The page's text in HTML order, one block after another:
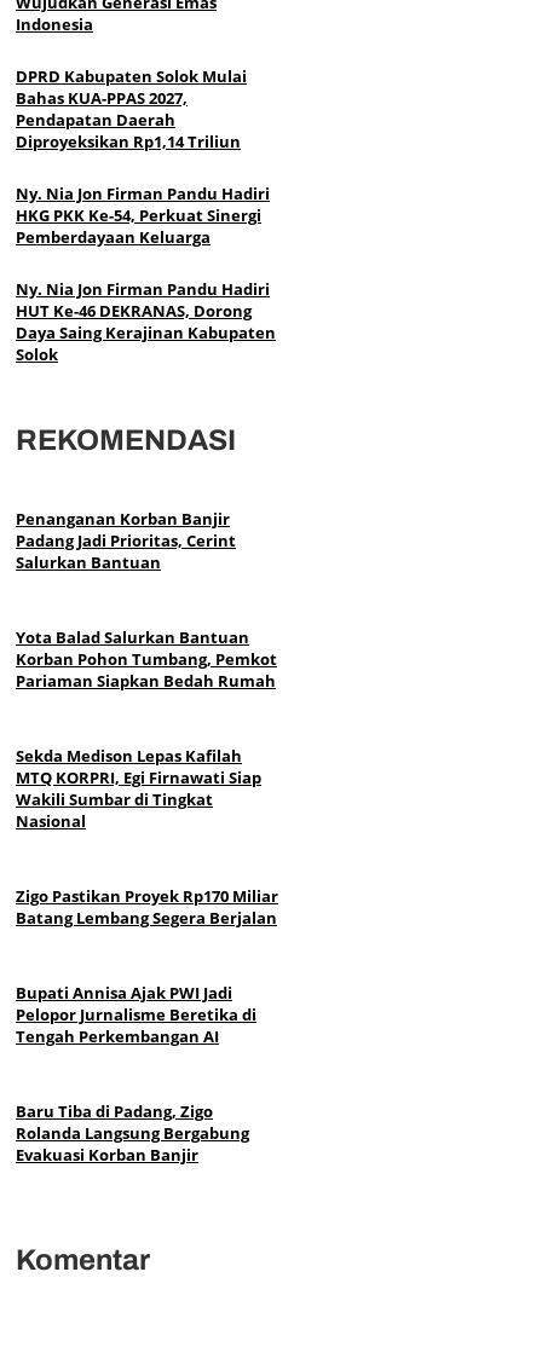
Indonesia
DPRD Kabupaten Solok Mulai
Bahas KUA-PPAS 2027,
Pendapatan Daerah
Diproyeksikan Rp1,14 Triliun
Ny. Nia Jon Firman Pandu Hadiri
HKG PKK Ke-54, Perkuat Sinergi
Pemberdayaan Keluarga
Ny. Nia Jon Firman Pandu Hadiri
HUT Ke-46 DEKRANAS, Dorong
Daya Saing Kerajinan Kabupaten
Solok
REKOMENDASI
Penanganan Korban Banjir
Padang Jadi Prioritas, Cerint
Salurkan Bantuan
Yota Balad Salurkan Bantuan
Korban Pohon Tumbang, Pemkot
Pariaman Siapkan Bedah Rumah
Sekda Medison Lepas Kafilah
MTQ KORPRI, Egi Firnawati Siap
Wakili Sumbar di Tingkat
Nasional
Zigo Pastikan Proyek Rp170 Miliar
Batang Lembang Segera Berjalan
Bupati Annisa Ajak PWI Jadi
Pelopor Jurnalisme Beretika di
Tengah Perkembangan AI
Baru Tiba di Padang, Zigo
Rolanda Langsung Bergabung
Evakuasi Korban Banjir
Komentar